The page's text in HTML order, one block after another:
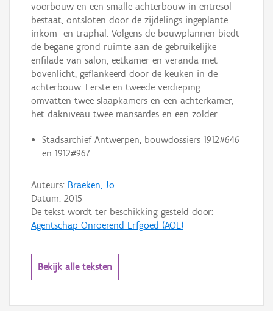
voorbouw en een smalle achterbouw in entresol
bestaat, ontsloten door de zijdelings ingeplante
inkom- en traphal. Volgens de bouwplannen biedt
de begane grond ruimte aan de gebruikelijke
enfilade van salon, eetkamer en veranda met
bovenlicht, geflankeerd door de keuken in de
achterbouw. Eerste en tweede verdieping
omvatten twee slaapkamers en een achterkamer,
het dakniveau twee mansardes en een zolder.
Stadsarchief Antwerpen, bouwdossiers 1912#646
en 1912#967.
Auteurs: Braeken, Jo
Datum: 2015
De tekst wordt ter beschikking gesteld door:
Agentschap Onroerend Erfgoed (AOE)
Bekijk alle teksten